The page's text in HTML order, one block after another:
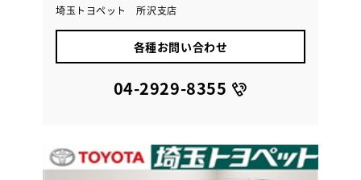
埼玉トヨペット 所沢支店
各種お問い合わせ
04-2929-8355